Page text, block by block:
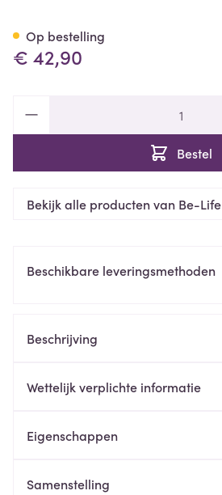
€ 42,90
Bestel
Op bestelling
Bekijk alle producten van Be-Life
Beschikbare leveringsmethoden
Beschrijving
Wettelijk verplichte informatie
Eigenschappen
Samenstelling